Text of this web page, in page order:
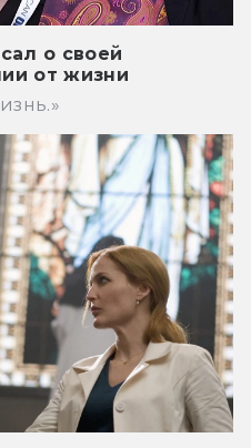
о своей
от жизни